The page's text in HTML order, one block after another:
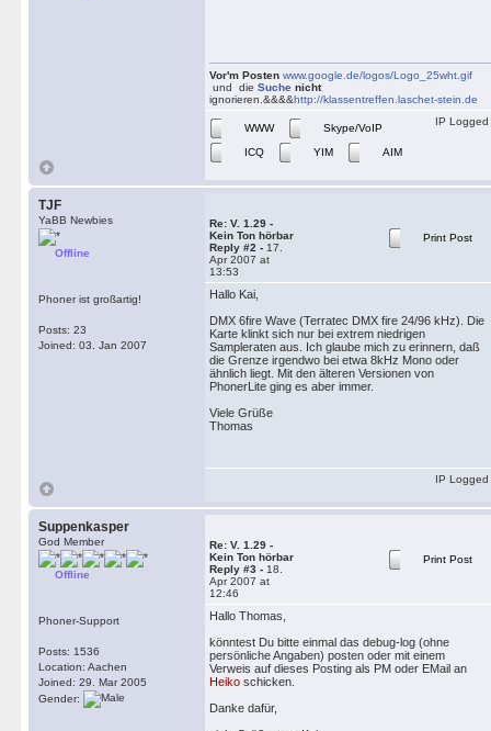
Vor'm Posten www.google.de/logos/Logo_25wht.gif
und die Suche nicht
ignorieren.&&&&http://klassentreffen.laschet-stein.de
WWW
Skype/VoIP
ICQ
YIM AIM
IP Logged
TJF
YaBB Newbies
Offline
Phoner ist großartig!
Posts: 23
Joined: 03. Jan 2007
Re: V. 1.29 -
Kein Ton hörbar
Reply #2 - 17.
Apr 2007 at
13:53
Print Post
Hallo Kai,
DMX 6fire Wave (Terratec DMX fire 24/96 kHz). Die
Karte klinkt sich nur bei extrem niedrigen
Sampleraten aus. Ich glaube mich zu erinnern, daß
die Grenze irgendwo bei etwa 8kHz Mono oder
ähnlich liegt. Mit den älteren Versionen von
PhonerLite ging es aber immer.
Viele Grüße
Thomas
IP Logged
Suppenkasper
God Member
Offline
Phoner-Support
Posts: 1536
Location: Aachen
Joined: 29. Mar 2005
Gender:
Re: V. 1.29 -
Kein Ton hörbar
Reply #3 - 18.
Apr 2007 at
12:46
Print Post
Hallo Thomas,
könntest Du bitte einmal das debug-log (ohne
persönliche Angaben) posten oder mit einem
Verweis auf dieses Posting als PM oder EMail an
Heiko schicken.
Danke dafür,